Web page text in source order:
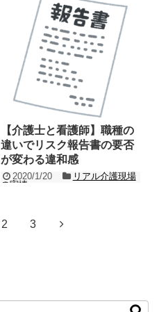
介護業界や介護事業所には各々「風潮」
や「慣習」や「暗黙の了解」などがあり
ます。 例えば、介護事業所であれば「こ
れがうちのやり方...
記事を読む
【介護士と看護師】職種の
違いでリスク報告書の要否
が変わる違和感
2020/1/20
リアル介護現場
の実情
やインシデント）に遭遇する頻度が高い
2 3